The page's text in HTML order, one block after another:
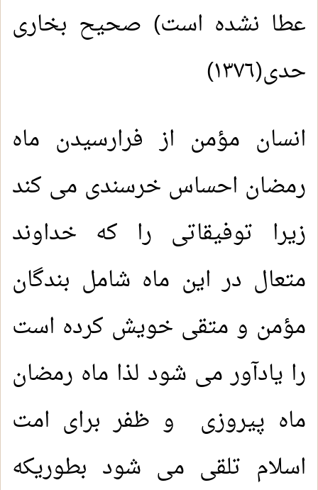
عطا نشده است) صحیح بخاری
حدی(١٣٧٦)
انسان مؤمن از فرارسیدن ماه
رمضان احساس خرسندی می کند
زیرا توفیقاتی را که خداوند
متعال در این ماه شامل بندگان
مؤمن و متقی خویش کرده است
را یادآور می شود لذا ماه رمضان
ماه پیروزی و ظفر برای امت
اسلام تلقی می شود بطوریکه